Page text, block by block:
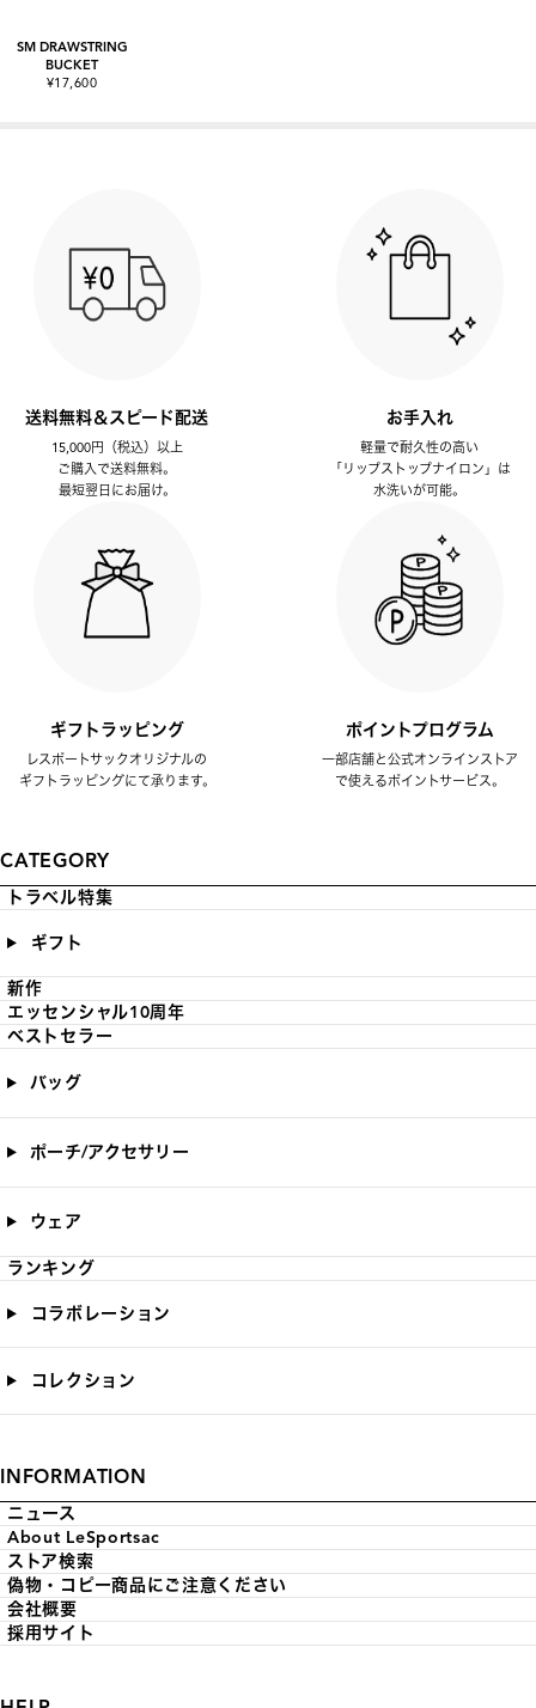
SM DRAWSTRING
BUCKET
¥17,600
送料無料＆スピード配送
15,000円（税込）以上
ご購入で送料無料。
最短翌日にお届け。
お手入れ
軽量で耐久性の高い
「リップストップナイロン」は
水洗いが可能。
ギフトラッピング
レスポートサックオリジナルの
ギフトラッピングにて承ります。
ポイントプログラム
一部店舗と公式オンラインストア
で使えるポイントサービス。
CATEGORY
トラベル特集
ギフト
新作
エッセンシャル10周年
ベストセラー
バッグ
ポーチ/アクセサリー
ウェア
ランキング
コラボレーション
コレクション
INFORMATION
ニュース
About LeSportsac
ストア検索
偽物・コピー商品にご注意ください
会社概要
採用サイト